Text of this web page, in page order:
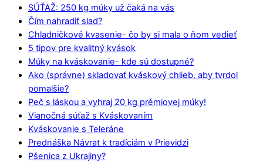
SÚŤAŽ: 250 kg múky už čaká na vás
Čím nahradiť slad?
Chladničkové kvasenie- čo by si mala o ňom vedieť
5 tipov pre kvalitný kvások
Múky na kváskovanie- kde sú dostupné?
Ako (správne) skladovať kváskový chlieb, aby tvrdol
pomalšie?
Peč s láskou a vyhraj 20 kg prémiovej múky!
Vianočná súťaž s Kváskovaním
Kváskovanie s Teleráne
Prednáška Návrat k tradíciám v Prievidzi
Pšenica z Ukrajiny?